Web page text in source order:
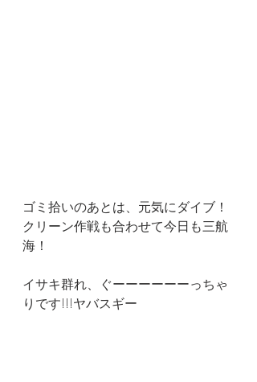
ゴミ拾いのあとは、元気にダイブ！
クリーン作戦も合わせて今日も三航
海！
イサキ群れ、ぐーーーーーーっちゃ
りです!!!ヤバスギー